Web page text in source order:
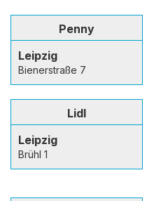
Penny
Leipzig
Bienerstraße 7
Lidl
Leipzig
Brühl 1